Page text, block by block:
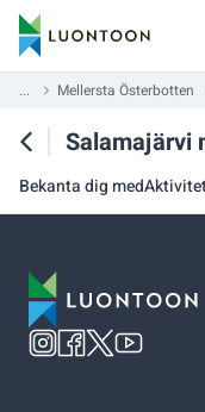
... Mellersta Österbotten
Salamajärvi
Bekanta dig med